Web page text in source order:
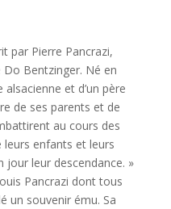
par Pierre Pancrazi,
Do Bentzinger. Né en
et d’un père
de ses parents et de
au cours des
leurs enfants et leurs
jour leur descendance. »
Pancrazi dont tous
un souvenir ému. Sa